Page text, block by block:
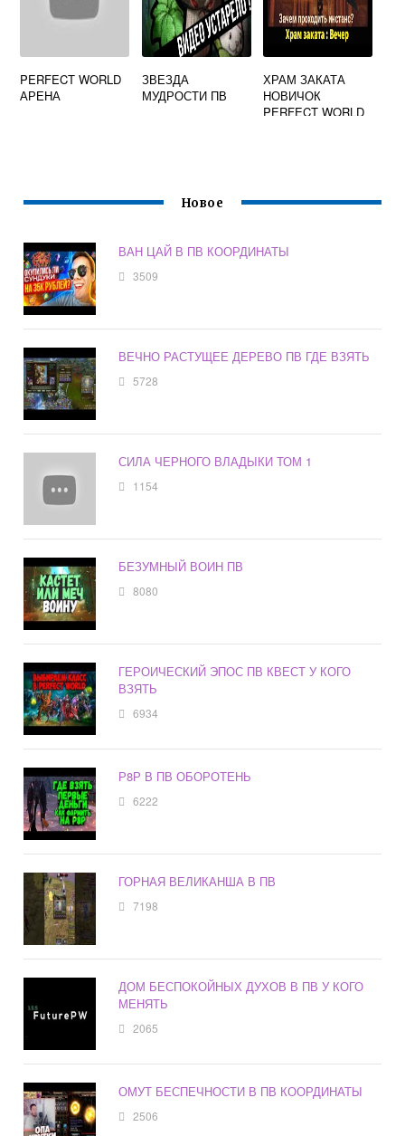
PERFECT WORLD
АРЕНА
ЗВЕЗДА
МУДРОСТИ ПВ
ХРАМ ЗАКАТА
НОВИЧОК
PERFECT WORLD
Новое
ВАН ЦАЙ В ПВ КООРДИНАТЫ
3509
ВЕЧНО РАСТУЩЕЕ ДЕРЕВО ПВ ГДЕ ВЗЯТЬ
5728
СИЛА ЧЕРНОГО ВЛАДЫКИ ТОМ 1
1154
БЕЗУМНЫЙ ВОИН ПВ
8080
ГЕРОИЧЕСКИЙ ЭПОС ПВ КВЕСТ У КОГО
ВЗЯТЬ
6934
Р8Р В ПВ ОБОРОТЕНЬ
6222
ГОРНАЯ ВЕЛИКАНША В ПВ
7198
ДОМ БЕСПОКОЙНЫХ ДУХОВ В ПВ У КОГО
МЕНЯТЬ
2065
ОМУТ БЕСПЕЧНОСТИ В ПВ КООРДИНАТЫ
2506